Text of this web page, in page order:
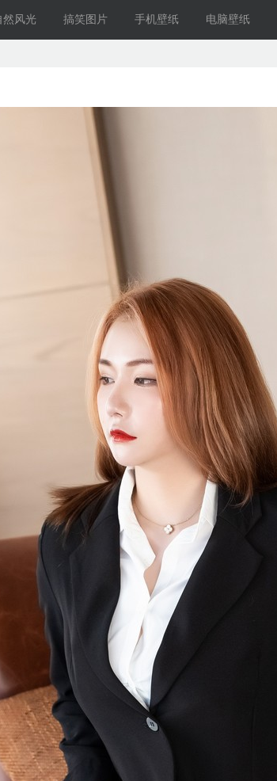
然风光 搞笑图片 手机壁纸 电脑壁纸